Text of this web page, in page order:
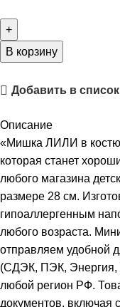
В корзину
Добавить в
Описание
«Мишка ЛИЛИ в
которая станет
любого магазина
размере 28 см.
гипоаллергенным
любого возраста.
отправляем удобной
(СДЭК, ПЭК, Энергия,
любой регион РФ.
документов, включая